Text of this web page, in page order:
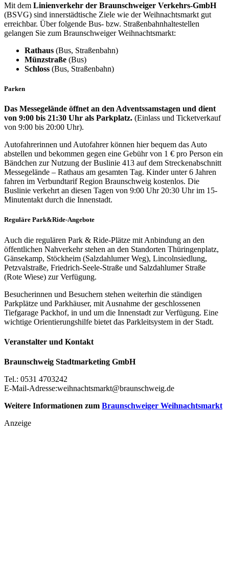
Mit dem Linienverkehr der Braunschweiger Verkehrs-GmbH
(BSVG) sind innerstädtische Ziele wie der Weihnachtsmarkt gut
erreichbar. Über folgende Bus- bzw. Straßenbahnhaltestellen
gelangen Sie zum Braunschweiger Weihnachtsmarkt:
Rathaus (Bus, Straßenbahn)
Münzstraße (Bus)
Schloss (Bus, Straßenbahn)
Parken
Das Messegelände öffnet an den Adventssamstagen und dient
von 9:00 bis 21:30 Uhr als Parkplatz. (Einlass und Ticketverkauf
von 9:00 bis 20:00 Uhr).
Autofahrerinnen und Autofahrer können hier bequem das Auto
abstellen und bekommen gegen eine Gebühr von 1 € pro Person ein
Bändchen zur Nutzung der Buslinie 413 auf dem Streckenabschnitt
Messegelände – Rathaus am gesamten Tag. Kinder unter 6 Jahren
fahren im Verbundtarif Region Braunschweig kostenlos. Die
Buslinie verkehrt an diesen Tagen von 9:00 Uhr 20:30 Uhr im 15-
Minutentakt durch die Innenstadt.
Reguläre Park&Ride-Angebote
Auch die regulären Park & Ride-Plätze mit Anbindung an den
öffentlichen Nahverkehr stehen an den Standorten Thüringenplatz,
Gänsekamp, Stöckheim (Salzdahlumer Weg), Lincolnsiedlung,
Petzvalstraße, Friedrich-Seele-Straße und Salzdahlumer Straße
(Rote Wiese) zur Verfügung.
Besucherinnen und Besuchern stehen weiterhin die ständigen
Parkplätze und Parkhäuser, mit Ausnahme der geschlossenen
Tiefgarage Packhof, in und um die Innenstadt zur Verfügung. Eine
wichtige Orientierungshilfe bietet das Parkleitsystem in der Stadt.
Veranstalter und Kontakt
Braunschweig Stadtmarketing GmbH
Tel.: 0531 4703242
E-Mail-Adresse:weihnachtsmarkt@braunschweig.de
Weitere Informationen zum Braunschweiger Weihnachtsmarkt
Anzeige